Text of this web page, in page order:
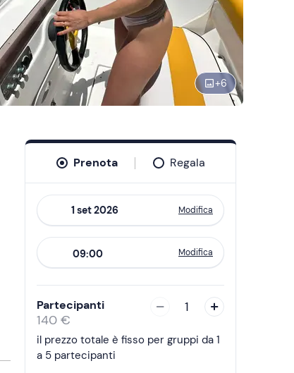
+6
Prenota Regala
forward
to
interact
with
the
calendar
and
Modifica
09:00 Modifica
Partecipanti
140 €
1
il prezzo totale è fisso per gruppi da 1
a 5 partecipanti